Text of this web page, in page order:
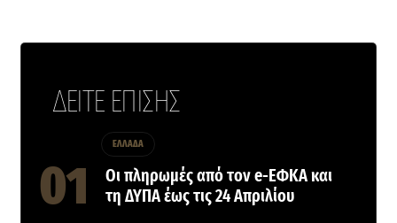
ΔΕΙΤΕ ΕΠΙΣΗΣ
ΕΛΛΑΔΑ
Οι πληρωμές από τον e-ΕΦΚΑ και
τη ΔΥΠΑ έως τις 24 Απριλίου